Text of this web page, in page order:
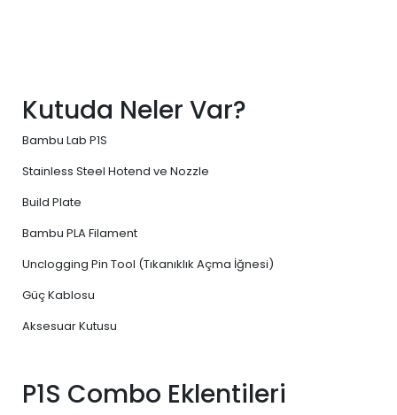
Kutuda Neler Var?
Bambu Lab P1S
Stainless Steel Hotend ve Nozzle
Build Plate
Bambu PLA Filament
Unclogging Pin Tool (Tıkanıklık Açma İğnesi)
Güç Kablosu
Aksesuar Kutusu
P1S Combo Eklentileri